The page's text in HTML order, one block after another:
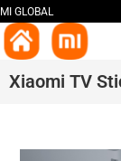
MI GLOBAL
Xiaomi TV